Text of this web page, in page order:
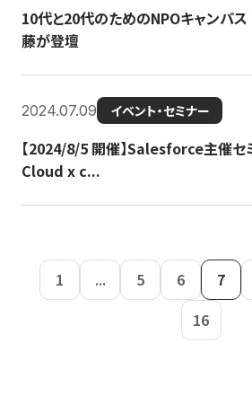
10代と20代のためのNPOキャンパ
藤が登壇
2024.07.09 イベント・セミナー
【2024/8/5 開催】Salesforce主催
Cloud x c...
1 ... 5 6 7
16